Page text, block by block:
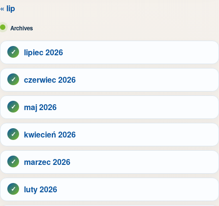
« lip
Archives
lipiec 2026
czerwiec 2026
maj 2026
kwiecień 2026
marzec 2026
luty 2026